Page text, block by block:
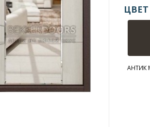
АНТИК